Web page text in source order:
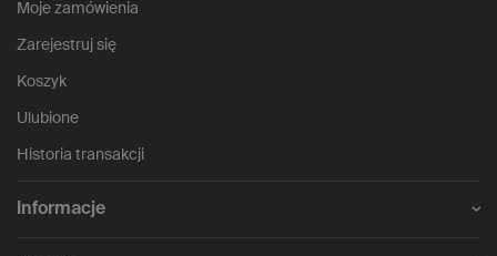
Moje zamówienia
Zarejestruj się
Koszyk
Ulubione
Historia transakcji
Informacje